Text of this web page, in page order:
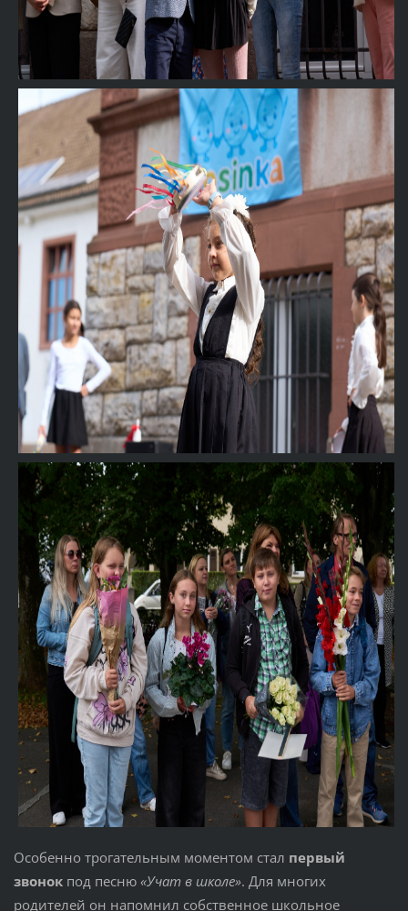
Особенно трогательным моментом стал первый
звонокпод песню «Учат в школе». Для многих
родителей он напомнил собственное школьное